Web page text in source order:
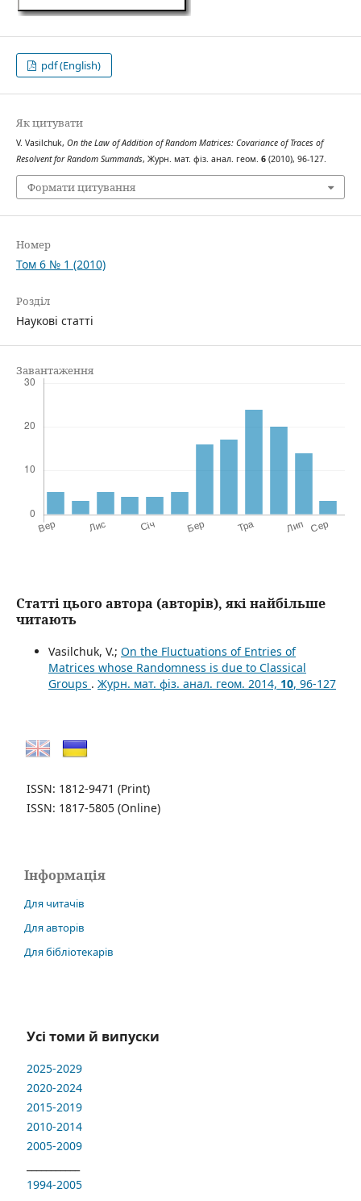
pdf (English)
Як цитувати
V. Vasilchuk, On the Law of Addition of Random Matrices: Covariance of Traces of
Resolvent for Random Summands, Журн. мат. фіз. анал. геом. 6(2010), 96-127.
Формати цитування
Номер
Том 6 № 1 (2010)
Розділ
Наукові статті
Завантаження
Статті цього автора (авторів), які найбільше
читають
Vasilchuk, V.; On the Fluctuations of Entries of
Matrices whose Randomness is due to Classical
Groups . Журн. мат. фіз. анал. геом. 2014, 10, 96-127
ISSN: 1812-9471 (Print)
ISSN: 1817-5805 (Online)
Інформація
Для читачів
Для авторів
Для бібліотекарів
Усі томи й випуски
2025-2029
2020-2024
2015-2019
2010-2014
2005-2009
1994-2005